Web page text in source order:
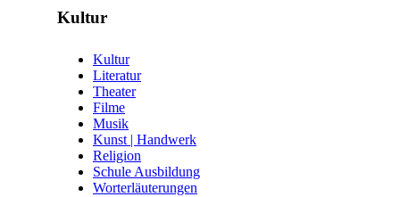
Kultur
Kultur
Literatur
Theater
Filme
Musik
Kunst | Handwerk
Religion
Schule Ausbildung
Worterläuterungen